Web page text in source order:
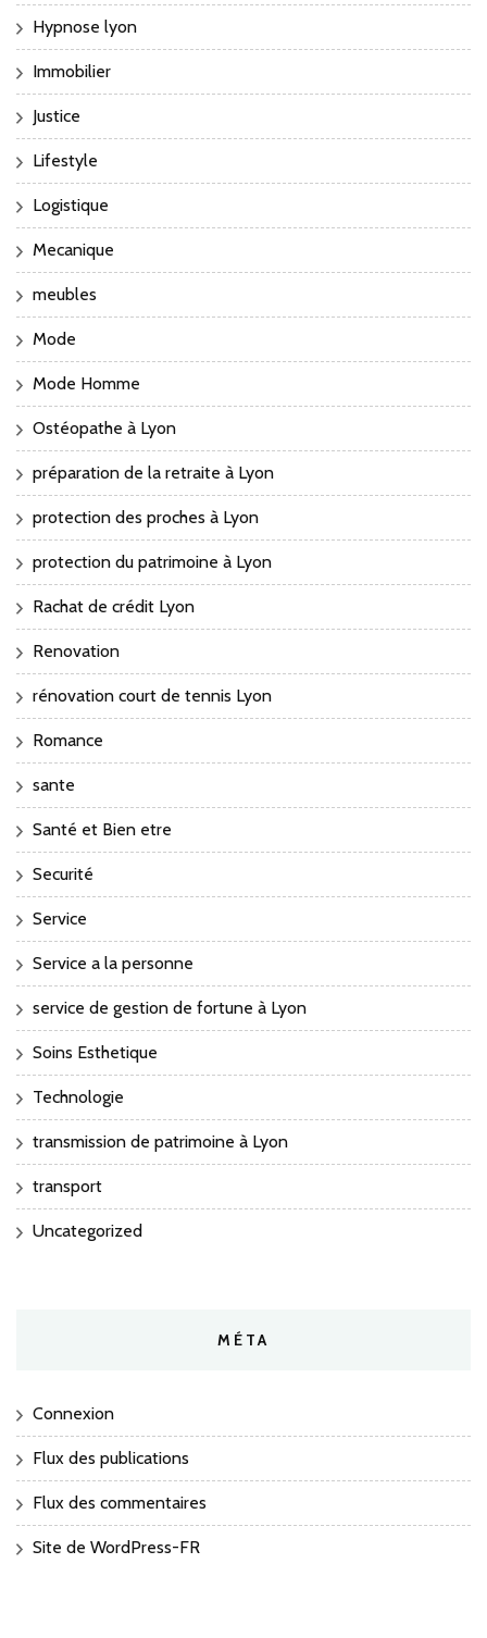
Hypnose lyon
Immobilier
Justice
Lifestyle
Logistique
Mecanique
meubles
Mode
Mode Homme
Ostéopathe à Lyon
préparation de la retraite à Lyon
protection des proches à Lyon
protection du patrimoine à Lyon
Rachat de crédit Lyon
Renovation
rénovation court de tennis Lyon
Romance
sante
Santé et Bien etre
Securité
Service
Service a la personne
service de gestion de fortune à Lyon
Soins Esthetique
Technologie
transmission de patrimoine à Lyon
transport
Uncategorized
MÉTA
Connexion
Flux des publications
Flux des commentaires
Site de WordPress-FR